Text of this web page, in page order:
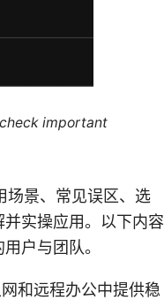
important
场景、常见误区、选
实操应用。以下内容
户与团队。
和远程办公中提供稳